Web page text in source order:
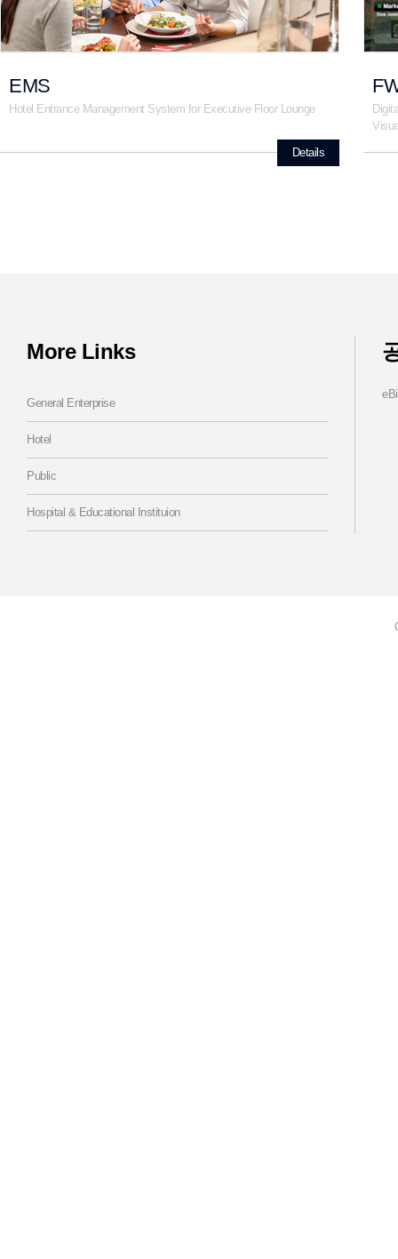
EMS
Hotel Entrance Management System for Executive Floor Lounge
Details
More Links
General Enterprise
Hotel
Public
Hospital & Educational Instituion